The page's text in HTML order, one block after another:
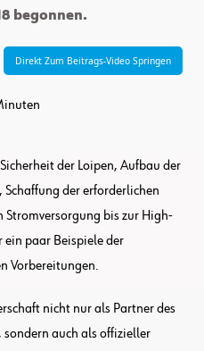
begonnen.
Direkt Zum Beitrags-Video Springen
der Loipen, Aufbau der
Schaffung der erforderlichen
Stromversorgung bis zur High-
ein paar Beispiele der
Vorbereitungen.
nicht nur als Partner des
sondern auch als offizieller